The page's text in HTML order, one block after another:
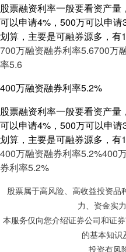
股票融资利率一般要看资产
可以申请4%，500万可以申
划算，主要是可融券源多，
700万融资融券利率5.6700万
率5.6
400万融资融券利率5.2%
股票融资利率一般要看资产
可以申请4%，500万可以申
划算，主要是可融券源多，
400万融资融券利率5.2%400
券利率5.2%
股票属于高风险、高收益投资
力、资金实
本服务仅向您介绍证券公司和证
的基本知识
投资有风